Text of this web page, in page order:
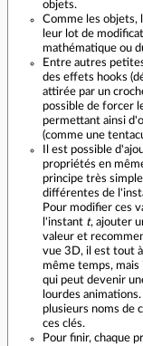
objets.
Comme les objets,
leur lot de
mathématique ou
Entre autres
des effets hooks
attirée par un
possible de forcer
permettant ainsi
(comme une
Il est possible
propriétés en
principe très
différentes de
Pour modifier ces
l'instant t, ajouter
valeur et
vue 3D, il est tout
même temps, mais
qui peut devenir
lourdes
plusieurs noms de
ces clés.
Pour finir, chaque